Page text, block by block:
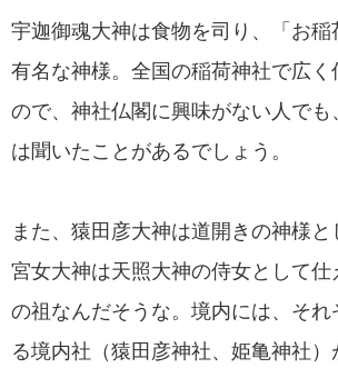
宇迦御魂大神は食物を司り、「お稲
有名な神様。全国の稲荷神社で広く
ので、神社仏閣に興味がない人でも
は聞いたことがあるでしょう。
また、猿田彦大神は道開きの神様
宮女大神は天照大神の侍女として
の祖なんだそうな。境内には、そ
る境内社（猿田彦神社、姫亀神社